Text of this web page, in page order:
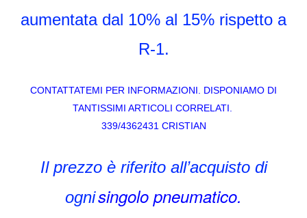
aumentata dal 10% al 15% rispetto a
R-1.
CONTATTATEMI PER INFORMAZIONI. DISPONIAMO DI
TANTISSIMI ARTICOLI CORRELATI.
339/4362431 CRISTIAN
Il prezzo è riferito all’acquisto di
ognisingolo pneumatico.